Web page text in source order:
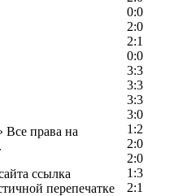
0:0
2:0
2:1
0:0
3:3
3:3
3:3
3:0
1:2
2:0
2:0
1:3
2:1
права на
ссылка
перепечатке